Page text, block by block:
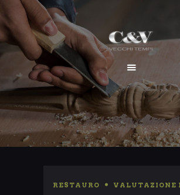
HOME
CHI SIAMO
SERVIZI
I NOSTRI LAVORI
CONTATTI
RESTAURO VALUTAZIONE